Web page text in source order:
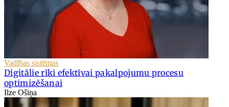
Vadības sistēmas
Digitālie rīki efektīvai pakalpojumu procesu
optimizēšanai
Ilze Ošiņa